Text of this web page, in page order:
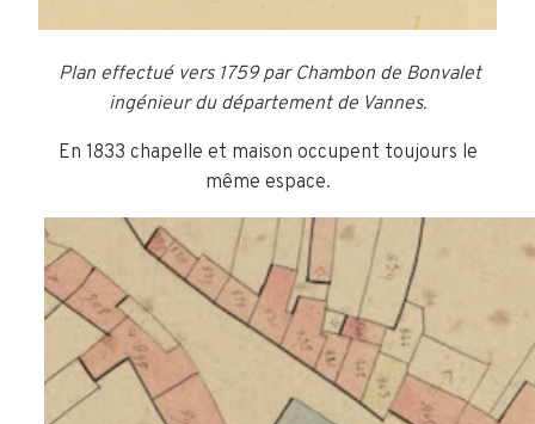
Plan effectué vers 1759 par Chambon de Bonvalet
ingénieur du département de Vannes.
En 1833 chapelle et maison occupent toujours le
même espace.